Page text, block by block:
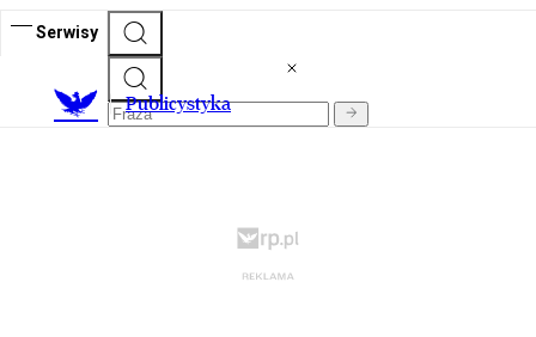
Serwisy
Publicystyka